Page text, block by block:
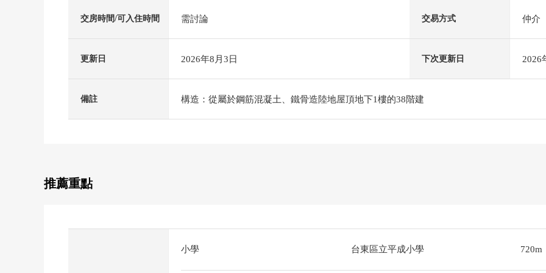
交房時間/可入住時間 需討論 交易方式 仲介
更新日 2026年8月3日 下次更新日 2026
備註 構造：從屬於鋼筋混凝土、鐵骨造陸地屋頂地下1樓的38階建
推薦重點
小學 台東區立平成小學 720m